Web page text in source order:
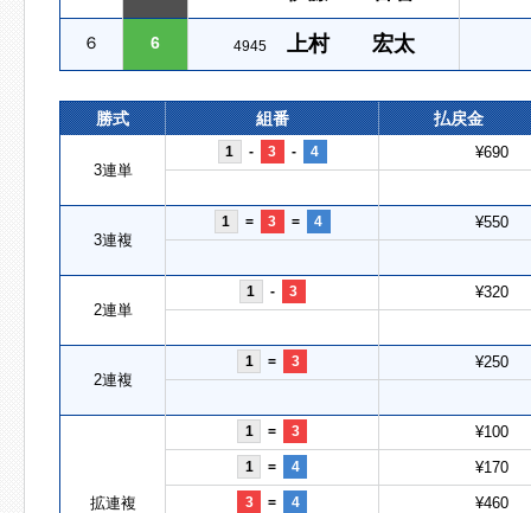
６ 6 4945 上村 宏太
勝式 組番 払戻金
3連単
1 - 3 - 4 ¥690
3連複
1 = 3 = 4 ¥550
2連単
1 - 3 ¥320
2連複
1 = 3 ¥250
拡連複
1 = 3 ¥100
1 = 4 ¥170
3 = 4 ¥460